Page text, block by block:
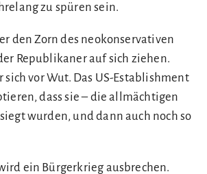
zu spüren sein.
den Zorn des neokonservativen
Republikaner auf sich ziehen.
sich vor Wut. Das US-Establishment
dass sie – die allmächtigen
wurden, und dann auch noch so
ein Bürgerkrieg ausbrechen.